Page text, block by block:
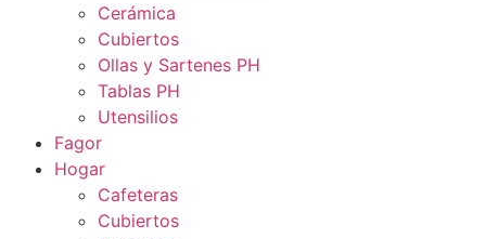
Cerámica
Cubiertos
Ollas y Sartenes PH
Tablas PH
Utensilios
Fagor
Hogar
Cafeteras
Cubiertos